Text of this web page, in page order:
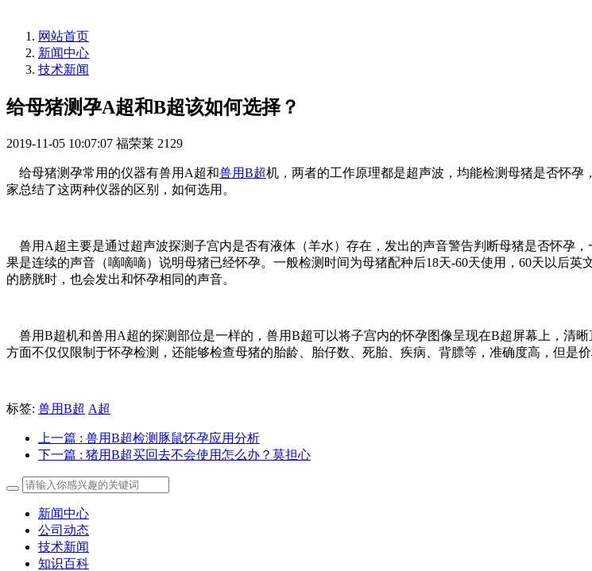
网站首页
新闻中心
技术新闻
给母猪测孕A超和B超该如何选择？
2019-11-05 10:07:07 福荣莱 2129
给母猪测孕常用的仪器有兽用A超和兽用B超机，两者的工作原理都是超声波，均能检测母猪是否怀
家总结了这两种仪器的区别，如何选用。
兽用A超主要是通过超声波探测子宫内是否有液体（羊水）存在，发出的声音警告判断母猪是否怀
果是连续的声音（嘀嘀嘀）说明母猪已经怀孕。一般检测时间为母猪配种后18天-60天使用，60天以后
的膀胱时，也会发出和怀孕相同的声音。
兽用B超机和兽用A超的探测部位是一样的，兽用B超可以将子宫内的怀孕图像呈现在B超屏幕上，清
方面不仅仅限制于怀孕检测，还能够检查母猪的胎龄、胎仔数、死胎、疾病、背膘等，准确度高，但是
标签: 兽用B超 A超
上一篇 : 兽用B超检测豚鼠怀孕应用分析
下一篇 : 猪用B超买回去不会使用怎么办？莫担心
新闻中心
公司动态
技术新闻
知识百科